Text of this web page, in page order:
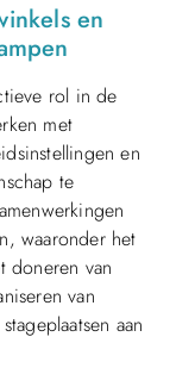
en
rol in de
met
en
te
waaronder het
doneren van
van
aan